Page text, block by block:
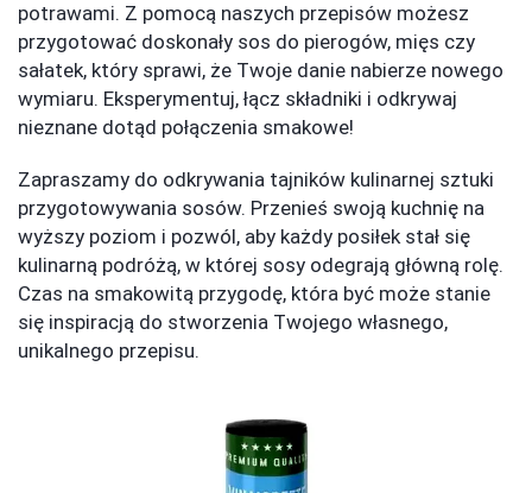
potrawami. Z pomocą naszych przepisów możesz
przygotować doskonały sos do pierogów, mięs czy
sałatek, który sprawi, że Twoje danie nabierze nowego
wymiaru. Eksperymentuj, łącz składniki i odkrywaj
nieznane dotąd połączenia smakowe!
Zapraszamy do odkrywania tajników kulinarnej sztuki
przygotowywania sosów. Przenieś swoją kuchnię na
wyższy poziom i pozwól, aby każdy posiłek stał się
kulinarną podróżą, w której sosy odegrają główną rolę.
Czas na smakowitą przygodę, która być może stanie
się inspiracją do stworzenia Twojego własnego,
unikalnego przepisu.